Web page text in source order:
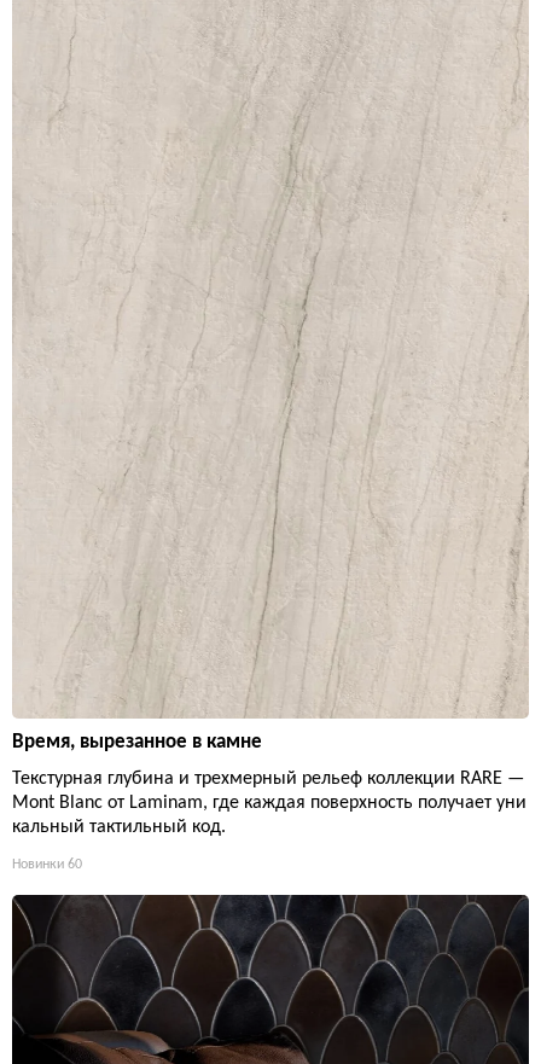
Время, вырезанное в камне
Текстурная глубина и трехмерный рельеф коллекции RARE —
Mont Blanc от Laminam, где каждая поверхность получает уни
кальный тактильный код.
Новинки 60